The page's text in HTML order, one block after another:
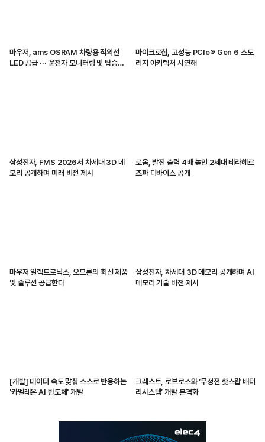
마우저, ams OSRAM 차량용 적외선
LED 공급 ··· 운전자 모니터링 및 탑승자
마이크로칩, 고성능 PCIe® Gen 6 스토
리지 아키텍처 시연해
삼성전자, FMS 2026서 차세대 3D 메
모리 공개하며 미래 비전 제시
로옴, 발진 출력 4배 높인 2세대 테라헤르
츠파 디바이스 공개
마우저 일렉트로닉스, 오므론의 최신 제품
및 솔루션 공급한다
삼성전자, 차세대 3D 메모리 공개하며 AI
메모리 기술 비전 제시
[개발] 데이터 속도 맞춰 스스로 반응하는
'카멜레온 AI 반도체' 개발
크레스트, 로브로스와 ‘무정전 핫스왑 배터
리시스템’ 개발 본격화